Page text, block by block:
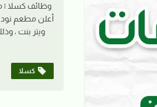
وظائف كسلا |
أعلن مطعم
ويتر بنت ،
كسلا